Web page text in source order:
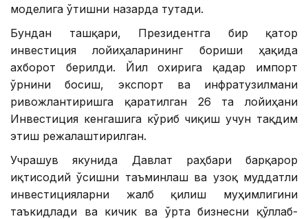
моделига ўтишни назарда тутади.
Бундан ташқари, Президентга бир қатор
инвестиция лойиҳаларининг бориши ҳақида
ахборот берилди. Йил охирига қадар импорт
ўрнини босиш, экспорт ва инфратузилмани
ривожлантиришга қаратилган 26 та лойиҳани
Инвестиция кенгашига кўриб чиқиш учун тақдим
этиш режалаштирилган.
Учрашув якунида Давлат раҳбари барқарор
иқтисодий ўсишни таъминлаш ва узоқ муддатли
инвестицияларни жалб қилиш муҳимлигини
таъкидлади ва кичик ва ўрта бизнесни қўллаб-